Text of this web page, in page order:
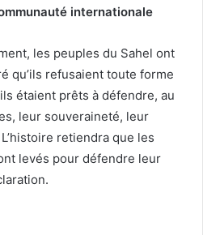
internationale
les peuples du Sahel ont
qu’ils refusaient toute forme
étaient prêts à défendre, au
leur souveraineté, leur
retiendra que les
levés pour défendre leur